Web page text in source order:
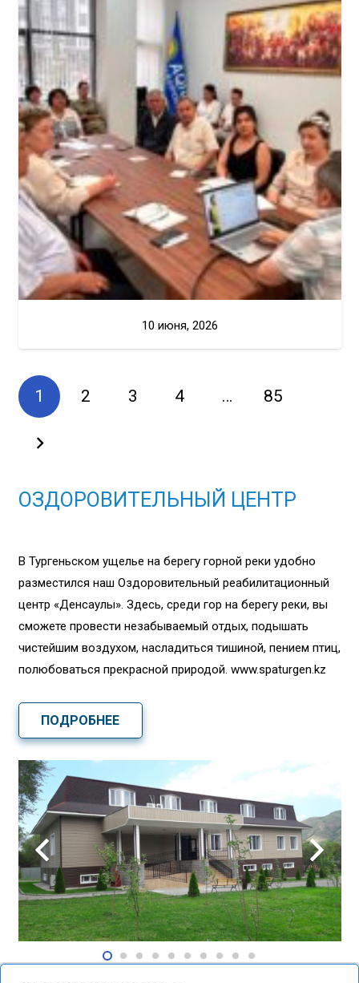
10 июня, 2026
1 2 3 4 … 85
ОЗДОРОВИТЕЛЬНЫЙ ЦЕНТР
В Тургеньском ущелье на берегу горной реки удобно
разместился наш Оздоровительный реабилитационный
центр «Денсаулық». Здесь, среди гор на берегу реки, вы
сможете провести незабываемый отдых, подышать
чистейшим воздухом, насладиться тишиной, пением птиц,
полюбоваться прекрасной природой. www.spaturgen.kz
ПОДРОБНЕЕ